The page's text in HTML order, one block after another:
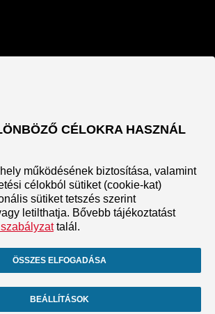
CÉLOKRA HASZNÁL
működésének biztosítása, valamint
célokból sütiket (cookie-kat)
sütiket tetszés szerint
letilthatja. Bővebb tájékoztatást
talál.
ÖSSZES ELFOGADÁSA
BEÁLLÍTÁSOK